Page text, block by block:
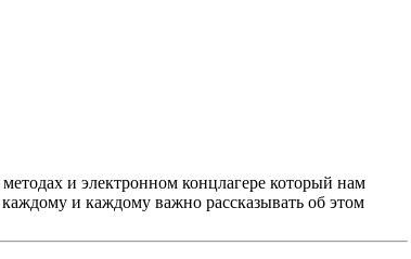
и электронном концлагере который нам
и каждому важно рассказывать об этом